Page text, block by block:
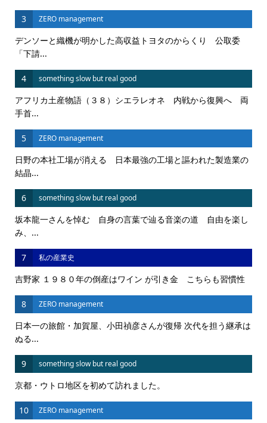
3 ZERO management
デンソーと織機が明かした高収益トヨタのからくり 公取委
「下請...
4 something slow but real good
アフリカ土産物語（３８）シエラレオネ 内戦から復興へ 両
手首...
5 ZERO management
日野の本社工場が消える 日本最強の工場と謳われた製造業の
結晶...
6 something slow but real good
坂本龍一さんを悼む 自身の言葉で辿る音楽の道 自由を楽し
み、...
7 私の産業史
吉野家 １９８０年の倒産はワイン が引き金 こちらも習慣性
8 ZERO management
日本一の旅館・加賀屋、小田禎彦さんが復帰 次代を担う継承は
ぬる...
9 something slow but real good
京都・ウトロ地区を初めて訪れました。
10 ZERO management